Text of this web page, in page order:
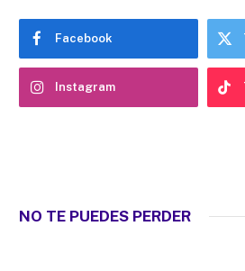
Facebook
Instagram
NO TE PUEDES PERDER